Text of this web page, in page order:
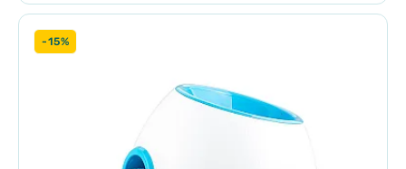
-15%